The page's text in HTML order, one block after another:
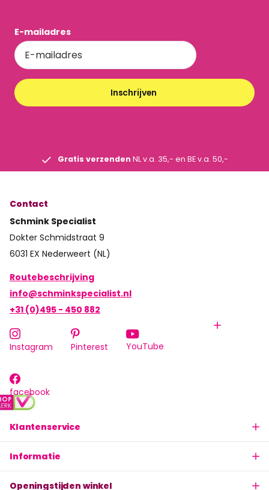
E-mailadres
Inschrijven
Gratis verzenden NL v.a. 35,- en BE v.a. 50,-
Klantenservice
Informatie
Openingstijden winkel
Contact
Schmink Specialist
Dokter Schmidstraat 9
6031 EX Nederweert (NL)
Routebeschrijving
info@schminkspecialist.nl
+31 (0)495 - 450 882
Instagram Pinterest YouTube
facebook